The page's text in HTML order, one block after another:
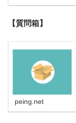
【質問箱】
peing.net